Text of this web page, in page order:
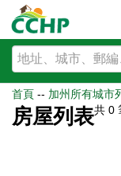
首頁 -- 加州所有城市
房屋列表共 0